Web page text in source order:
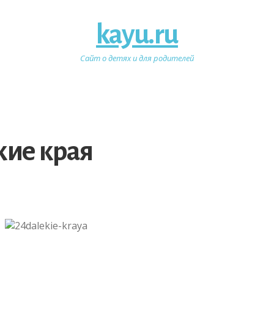
kayu.ru
Сайт о детях и для родителей
края